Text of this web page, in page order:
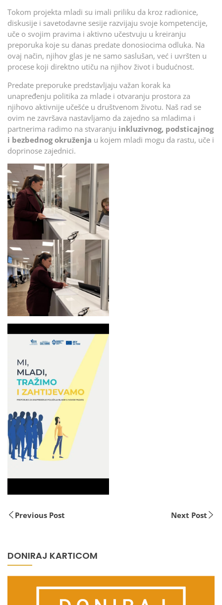
Tokom projekta mladi su imali priliku da kroz radionice,
diskusije i savetodavne sesije razvijaju svoje kompetencije,
uče o svojim pravima i aktivno učestvuju u kreiranju
preporuka koje su danas predate donosiocima odluka. Na
ovaj način, njihov glas je ne samo saslušan, već i uvršten u
procese koji direktno utiču na njihov život i budućnost.
Predate preporuke predstavljaju važan korak ka
unapređenju politika za mlade i otvaranju prostora za
njihovo aktivnije učešće u društvenom životu. Naš rad se
ovim ne završava nastavljamo da zajedno sa mladima i
partnerima radimo na stvaranju inkluzivnog, podsticajnog
i bezbednog okruženja u kojem mladi mogu da rastu, uče i
doprinose zajednici.
Previous Post Next Post
DONIRAJ KARTICOM